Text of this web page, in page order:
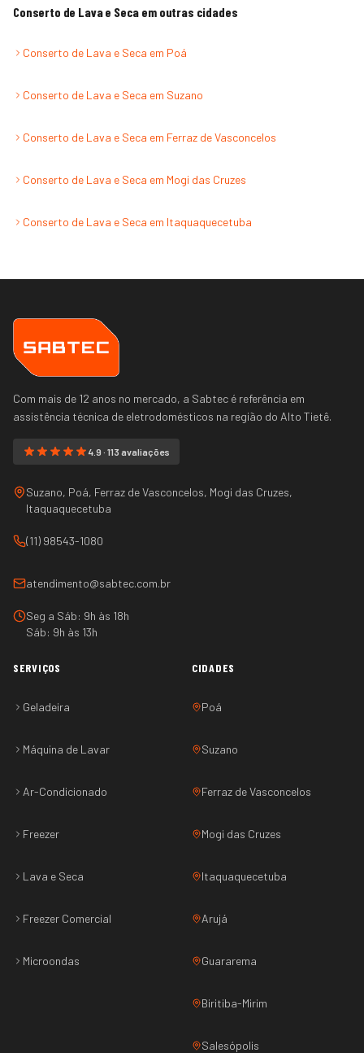
Conserto de Lava e Seca em outras cidades
Conserto de Lava e Seca em Poá
Conserto de Lava e Seca em Suzano
Conserto de Lava e Seca em Ferraz de Vasconcelos
Conserto de Lava e Seca em Mogi das Cruzes
Conserto de Lava e Seca em Itaquaquecetuba
Com mais de 12 anos no mercado, a Sabtec é referência em
assistência técnica de eletrodomésticos na região do Alto Tietê.
4.9 · 113 avaliações
Suzano, Poá, Ferraz de Vasconcelos, Mogi das Cruzes,
Itaquaquecetuba
(11) 98543-1080
atendimento@sabtec.com.br
Seg a Sáb: 9h às 18h
Sáb: 9h às 13h
SERVIÇOS
Geladeira
Máquina de Lavar
Ar-Condicionado
Freezer
Lava e Seca
Freezer Comercial
Microondas
CIDADES
Poá
Suzano
Ferraz de Vasconcelos
Mogi das Cruzes
Itaquaquecetuba
Arujá
Guararema
Biritiba-Mirim
Salesópolis